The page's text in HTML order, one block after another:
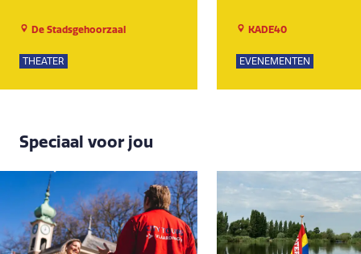
De Stadsgehoorzaal
THEATER
KADE40
EVENEMENTEN
Speciaal voor jou